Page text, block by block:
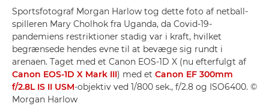
Sportsfotograf Morgan Harlow tog dette foto af netball-
spilleren Mary Cholhok fra Uganda, da Covid-19-
pandemiens restriktioner stadig var i kraft, hvilket
begrænsede hendes evne til at bevæge sig rundt i
arenaen. Taget med et Canon EOS-1D X (nu efterfulgt af
Canon EOS-1D X Mark III) med et Canon EF 300mm
f/2.8L IS II USM-objektiv ved 1/800 sek., f/2.8 og ISO6400. ©
Morgan Harlow